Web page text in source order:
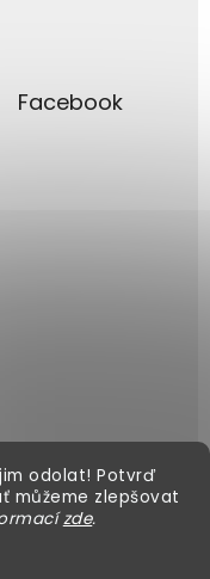
jim odolat! Potvrď
můžeme zlepšovat
zde.
Facebook